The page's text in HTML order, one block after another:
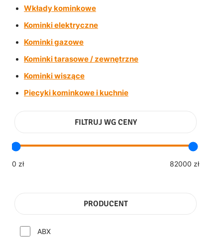
Wkłady kominkowe
Kominki elektryczne
Kominki gazowe
Kominki tarasowe / zewnętrzne
Kominki wiszące
Piecyki kominkowe i kuchnie
FILTRUJ WG CENY
0 zł 82000 zł
PRODUCENT
ABX